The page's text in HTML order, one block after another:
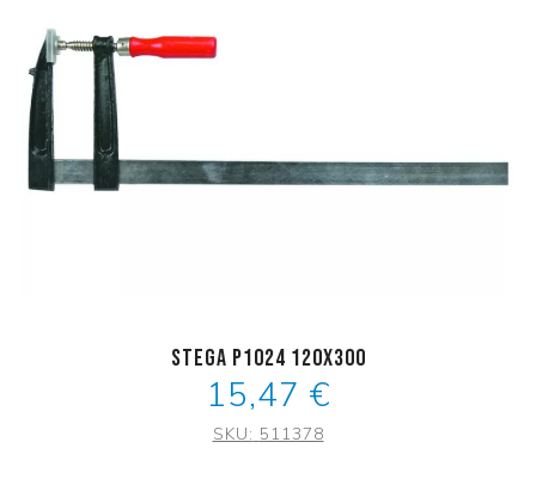
Stega P1024 120x300
15,47 €
SKU: 511378